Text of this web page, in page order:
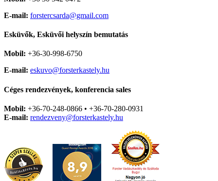
E-mail: forstercsarda@gmail.com
Esküvők, Esküvői helyszín bemutatás
Mobil: +36-30-998-6750
E-mail: eskuvo@forsterkastely.hu
Céges rendezvények, konferencia sales
Mobil: +36-70-248-0866 • +36-70-280-0931
E-mail: rendezveny@forsterkastely.hu